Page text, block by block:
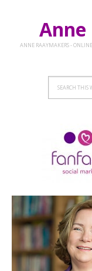
Anne
ANNE RAAYMAKERS -